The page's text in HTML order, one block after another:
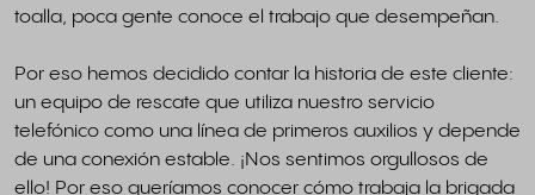
toalla, poca gente conoce el trabajo que desempeñan.
Por eso hemos decidido contar la historia de este cliente:
un equipo de rescate que utiliza nuestro servicio
telefónico como una línea de primeros auxilios y depende
de una conexión estable. ¡Nos sentimos orgullosos de
ello! Por eso queríamos conocer cómo trabaja la brigada